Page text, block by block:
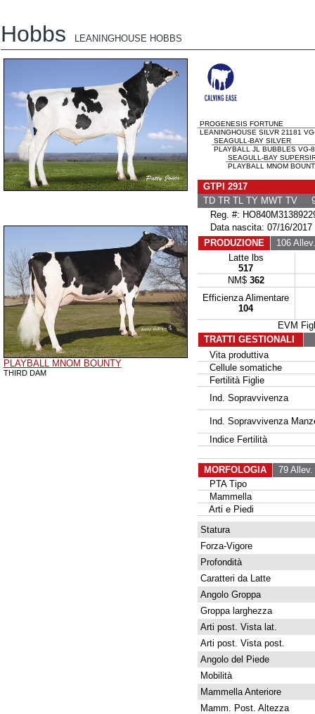
Hobbs LEANINGHOUSE HOBBS
PLAYBALL MNOM BOUNTY
THIRD DAM
PROGENESIS FORTUNE
LEANINGHOUSE SILVR 21181
SEAGULL-BAY SILVER
PLAYBALL JL BUBBLES VG-
SEAGULL-BAY
PLAYBALL MNOM
GTPI 2917
TD TR TL TY MWT TV
Reg. #:
Data nascita: 07/16/2017
PRODUZIONE
106 Allev.
Latte lbs
517
NM$ 362
Efficienza Alimentare
104
EVM
TRATTI GESTIONALI
Vita produttiva
Cellule somatiche
Fertilità Figlie
Ind. Sopravvivenza
Ind. Sopravvivenza
Indice Fertilità
MORFOLOGIA 79 Allev.
PTA Tipo
Mammella
Arti e Piedi
Statura
Forza-Vigore
Profondità
Caratteri da Latte
Angolo Groppa
Groppa larghezza
Arti post. Vista lat.
Arti post. Vista post.
Angolo del Piede
Mobilità
Mammella Anteriore
Mamm. Post. Altezza